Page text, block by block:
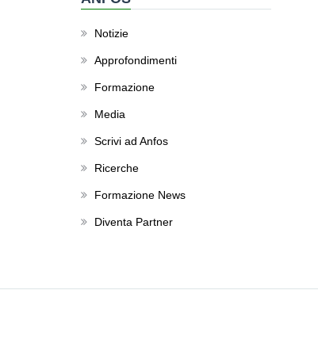
Notizie
Approfondimenti
Formazione
Media
Scrivi ad Anfos
Ricerche
Formazione News
Diventa Partner